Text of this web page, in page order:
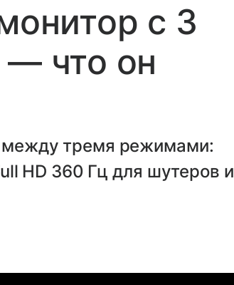
с 3
что он
между тремя режимами:
HD 360 Гц для шутеров и